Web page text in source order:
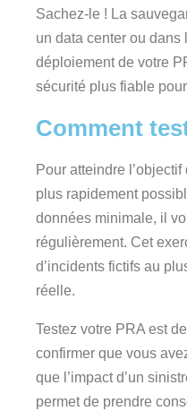
Sachez-le ! La
un data center ou dans
déploiement de votre
sécurité plus fiable
Comment
Pour atteindre
plus rapidement
données minimale, il
régulièrement. Cet
d’incidents fictifs au
réelle.
Testez votre PRA est
confirmer que vous
que l’impact d’un
permet de prendre